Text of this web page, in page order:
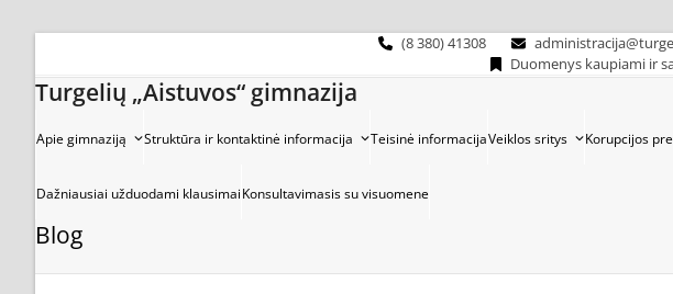
(8 380) 41308
Duomenys kaupiami ir
Turgelių „Aistuvos“ gimnazija
Apie gimnaziją Struktūra ir kontaktinė informacija Teisinė informacijaVeiklos sritys Korupcijos
Dažniausiai užduodami klausimaiKonsultavimasis su visuomene
Blog